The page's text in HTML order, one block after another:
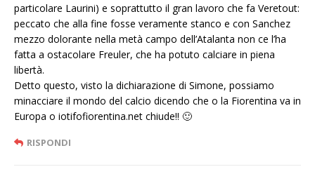
particolare Laurini) e soprattutto il gran lavoro che fa Veretout:
peccato che alla fine fosse veramente stanco e con Sanchez
mezzo dolorante nella metà campo dell’Atalanta non ce l’ha
fatta a ostacolare Freuler, che ha potuto calciare in piena
libertà.
Detto questo, visto la dichiarazione di Simone, possiamo
minacciare il mondo del calcio dicendo che o la Fiorentina va in
Europa o iotifofiorentina.net chiude!! 🙂
RISPONDI